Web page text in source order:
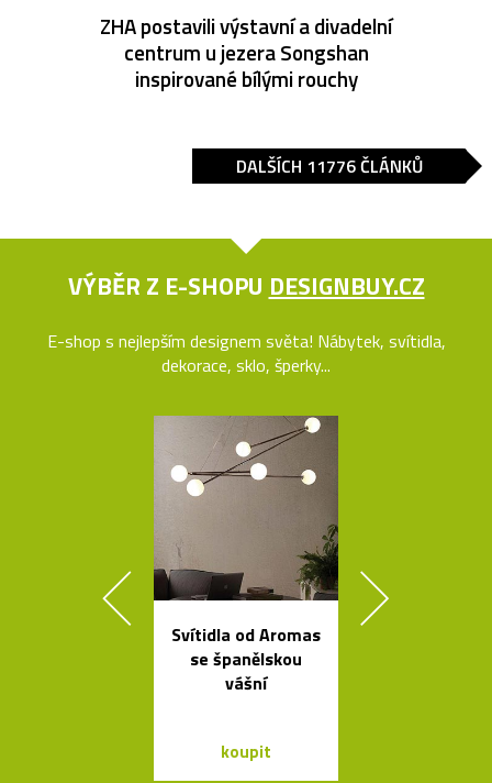
ZHA postavili výstavní a divadelní
centrum u jezera Songshan
inspirované bílými rouchy
DALŠÍCH 11776 ČLÁNKŮ
VÝBĚR Z E-SHOPU DESIGNBUY.CZ
E-shop s nejlepším designem světa! Nábytek, svítidla,
dekorace, sklo, šperky...
Svítidla od Aromas
se španělskou
vášní
koupit